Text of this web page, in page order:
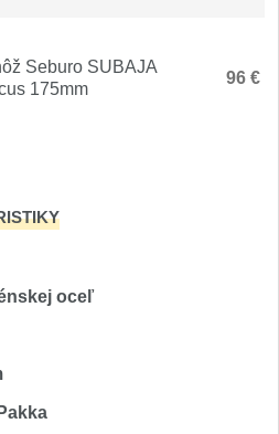
Seburo SUBAJA
175mm
96 €
oceľ